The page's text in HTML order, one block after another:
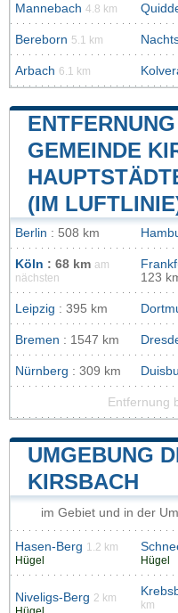
Mannebach 4.8 km
Bereborn 5.1 km
Arbach 6.1 km
GEMEINDE
(IM
Berlin : 508 km
Köln : 68 km am
nächsten
123
Leipzig : 395 km
Bremen : 1547 km
Nürnberg : 309 km
Entfernung
UMGEBUNG
KIRSBACH
im Gebiet und in der
Hasen-Berg 1.2 km
Hügel
Hügel
Niveligs-Berg 2 km
km